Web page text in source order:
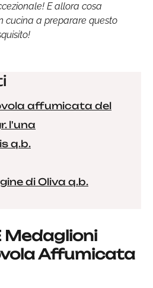
E allora cosa
cucina a preparare questo
affumicata del
l'una
q.b.
di Oliva q.b.
Medaglioni
Affumicata